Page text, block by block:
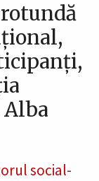
social-